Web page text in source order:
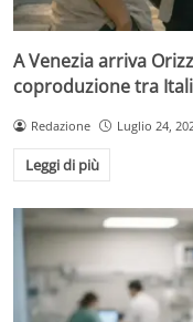
A Venezia arriva
coproduzione tra
Redazione Luglio 24,
Leggi di più